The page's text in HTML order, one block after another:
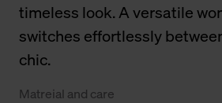
timeless look. A versatile
switches effortlessly
chic.
Matreial and care